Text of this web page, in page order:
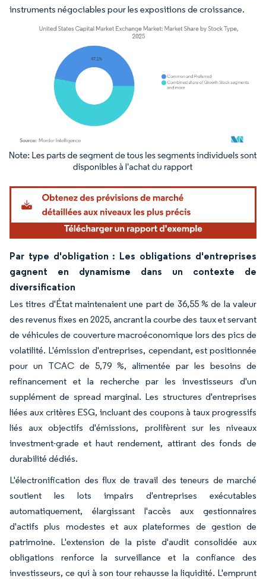
instruments négociables pour les expositions de croissance.
Image © Mordor Intelligence. La réutilisation nécessite une attribution sous CC BY
Par type d'obligation : Les obligations d'entreprises
gagnent en dynamisme dans un contexte de
diversification
Les titres d'État maintenaient une part de 36,55 % de la valeur
des revenus fixes en 2025, ancrant la courbe des taux et servant
de véhicules de couverture macroéconomique lors des pics de
volatilité. L'émission d'entreprises, cependant, est positionnée
pour un TCAC de 5,79 %, alimentée par les besoins de
refinancement et la recherche par les investisseurs d'un
supplément de spread marginal. Les structures d'entreprises
liées aux critères ESG, incluant des coupons à taux progressifs
liés aux objectifs d'émissions, prolifèrent sur les niveaux
investment-grade et haut rendement, attirant des fonds de
durabilité dédiés.
L'électronification des flux de travail des teneurs de marché
soutient les lots impairs d'entreprises exécutables
automatiquement, élargissant l'accès aux gestionnaires
d'actifs plus modestes et aux plateformes de gestion de
patrimoine. L'extension de la piste d'audit consolidée aux
obligations renforce la surveillance et la confiance des
investisseurs, ce qui à son tour rehausse la liquidité. L'emprunt